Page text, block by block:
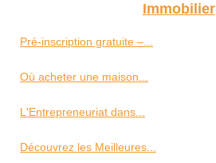
Immobilier
Pré-inscription gratuite –...
Où acheter une maison...
L'Entrepreneuriat dans...
Découvrez les Meilleures...